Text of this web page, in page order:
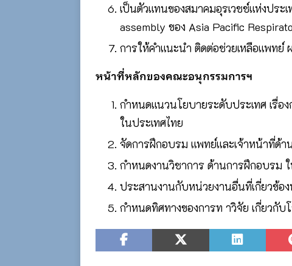
เป็นตัวแทนของสมาคมอุรเวชช์แห่งปร
assembly ของ Asia Pacific
การให้คำแนะนำ ติดต่อช่วยเหลือแพทย์
หน้าที่หลักของคณะอนุกรรมการฯ
กำหนดแนวนโยบายระดับประเทศ เรื่อ
ในประเทศไทย
จัดการฝึกอบรม แพทย์และเจ้าหน้าที่ด้
กำหนดงานวิชาการ ด้านการฝึกอบร
ประสานงานกับหน่วยงานอื่นที่เกี่ยวข้อ
กำหนดทิศทางของการท าวิจัย เกี่ยวกั